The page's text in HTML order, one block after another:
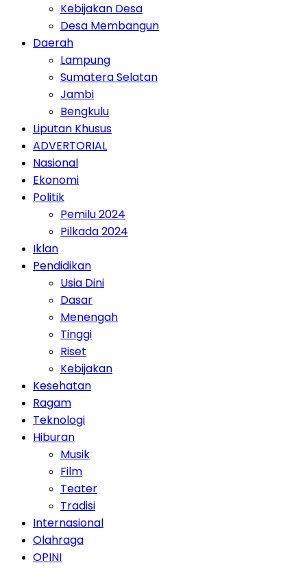
Kebijakan Desa
Desa Membangun
Daerah
Lampung
Sumatera Selatan
Jambi
Bengkulu
Liputan Khusus
ADVERTORIAL
Nasional
Ekonomi
Politik
Pemilu 2024
Pilkada 2024
Iklan
Pendidikan
Usia Dini
Dasar
Menengah
Tinggi
Riset
Kebijakan
Kesehatan
Ragam
Teknologi
Hiburan
Musik
Film
Teater
Tradisi
Internasional
Olahraga
OPINI